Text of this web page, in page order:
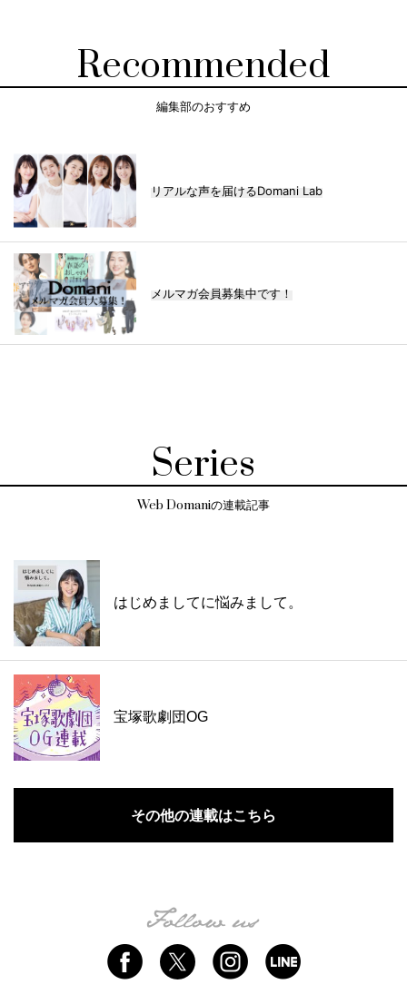
Recommended
編集部のおすすめ
リアルな声を届けるDomani Lab
メルマガ会員募集中です！
Series
Web Domaniの連載記事
はじめましてに悩みまして。
宝塚歌劇団OG
その他の連載はこちら